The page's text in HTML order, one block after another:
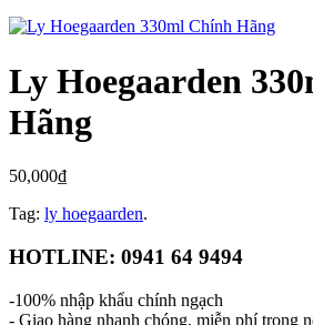
Ly Hoegaarden
Hãng
50,000₫
Tag: ly hoegaarden.
HOTLINE: 0941 64 9494
-100% nhập khẩu chính ngạch
- Giao hàng nhanh chóng, miễn phí trong